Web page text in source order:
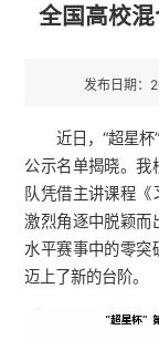
全国高校
发布日期：
近日，“超星
公示名单揭晓。我
队凭借主讲课程
激烈角逐中脱颖而
水平赛事中的零突
迈上了新的台阶。